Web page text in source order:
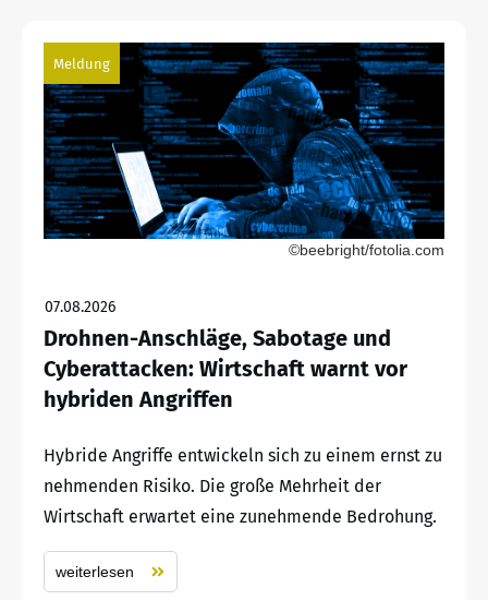
Meldung
©beebright/fotolia.com
07.08.2026
Drohnen-Anschläge, Sabotage und
Cyberattacken: Wirtschaft warnt vor
hybriden Angriffen
Hybride Angriffe entwickeln sich zu einem ernst zu
nehmenden Risiko. Die große Mehrheit der
Wirtschaft erwartet eine zunehmende Bedrohung.
weiterlesen